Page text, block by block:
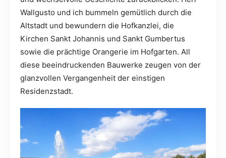
Wallgusto und ich bummeln gemütlich durch die
Altstadt und bewundern die Hofkanzlei, die
Kirchen Sankt Johannis und Sankt Gumbertus
sowie die prächtige Orangerie im Hofgarten. All
diese beeindruckenden Bauwerke zeugen von der
glanzvollen Vergangenheit der einstigen
Residenzstadt.